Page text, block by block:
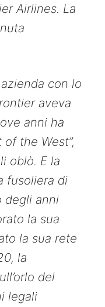
Airlines. La
con lo
aveva
anni ha
the West”,
oblò. E la
fusoliera di
degli anni
la sua
la sua rete
la
del
legali